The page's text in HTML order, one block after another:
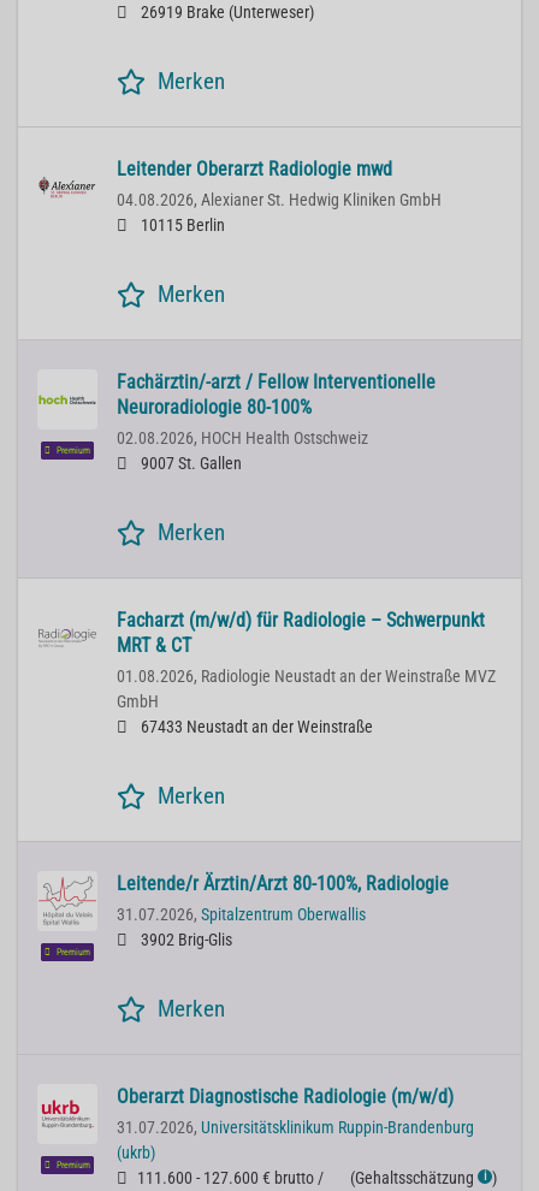
26919 Brake (Unterweser)
Merken
Leitender Oberarzt Radiologie mwd
04.08.2026, Alexianer St. Hedwig Kliniken GmbH
10115 Berlin
Merken
Premium
Fachärztin/-arzt / Fellow Interventionelle
Neuroradiologie 80-100%
02.08.2026, HOCH Health Ostschweiz
9007 St. Gallen
Merken
Facharzt (m/w/d) für Radiologie – Schwerpunkt
MRT & CT
01.08.2026, Radiologie Neustadt an der Weinstraße MVZ
GmbH
67433 Neustadt an der Weinstraße
Merken
Premium
Leitende/r Ärztin/Arzt 80-100%, Radiologie
31.07.2026, Spitalzentrum Oberwallis
3902 Brig-Glis
Merken
Premium
Oberarzt Diagnostische Radiologie (m/w/d)
31.07.2026, Universitätsklinikum Ruppin-Brandenburg
(ukrb)
111.600 - 127.600 € brutto /
(Gehaltsschätzung ℹ )